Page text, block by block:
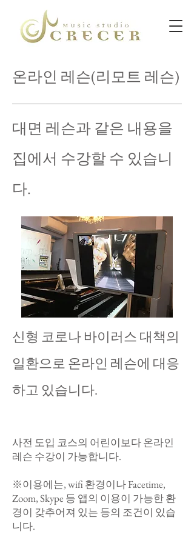
​온라인 레슨(리모트 레슨)
​대면 레슨과 같은 내용을
집에서 수강할 수 있습니
다.
​신형 코로나 바이러스 대책의
일환으로 온라인 레슨에 대응
하고 있습니다.
사전 도입 코스의 어린이보다 온라인
레슨 수강이 가능합니다.
※이용에는, wifi 환경이나 Facetime,
Zoom, Skype 등 앱의 이용이 가능한 환
경이 갖추어져 있는 등의 조건이 있습
니다.